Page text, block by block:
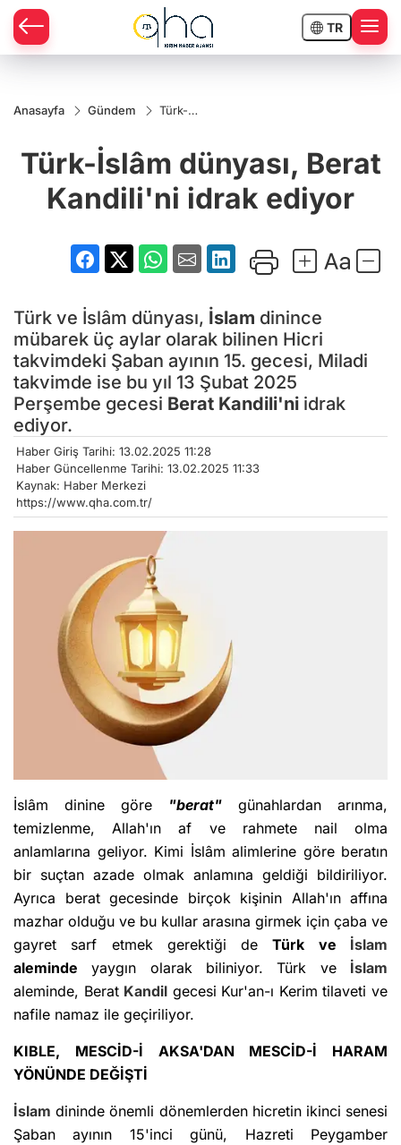
TR
Anasayfa Gündem
Türk-
Kandili'ni
ediyor
Türk-İslâm dünyası, Berat
Kandili'ni idrak ediyor
Türk ve İslâm dünyası, İslam dinince
mübarek üç aylar olarak bilinen Hicri
takvimdeki Şaban ayının 15. gecesi, Miladi
takvimde ise bu yıl 13 Şubat 2025
Perşembe gecesi Berat Kandili'ni idrak
ediyor.
Haber Giriş Tarihi: 13.02.2025 11:28
Haber Güncellenme Tarihi: 13.02.2025 11:33
Kaynak: Haber Merkezi
https://www.qha.com.tr/
İslâm dinine göre "berat" günahlardan arınma,
temizlenme, Allah'ın af ve rahmete nail olma
anlamlarına geliyor. Kimi İslâm alimlerine göre beratın
bir suçtan azade olmak anlamına geldiği bildiriliyor.
Ayrıca berat gecesinde birçok kişinin Allah'ın affına
mazhar olduğu ve bu kullar arasına girmek için çaba ve
gayret sarf etmek gerektiği deTürk ve İslam
aleminde yaygın olarak biliniyor. Türk ve İslam
aleminde, Berat Kandil gecesi Kur'an-ı Kerim tilaveti ve
nafile namaz ile geçiriliyor.
KIBLE, MESCİD-İ AKSA'DAN MESCİD-İ HARAM
YÖNÜNDE DEĞİŞTİ
İslam dininde önemli dönemlerden hicretin ikinci senesi
Şaban ayının 15'inci günü, Hazreti Peygamber